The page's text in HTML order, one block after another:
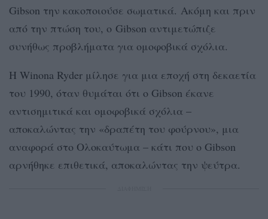
Gibson την κακοποιούσε σωματικά. Ακόμη και πριν
από την πτώση του, ο Gibson αντιμετώπιζε
συνήθως προβλήματα για ομοφοβικά σχόλια.
Η Winona Ryder μίλησε για μια εποχή στη δεκαετία
του 1990, όταν θυμάται ότι ο Gibson έκανε
αντισημιτικά και ομοφοβικά σχόλια –
αποκαλώντας την «δραπέτη του φούρνου», μια
αναφορά στο Ολοκαύτωμα – κάτι που ο Gibson
αρνήθηκε επιθετικά, αποκαλώντας την ψεύτρα.